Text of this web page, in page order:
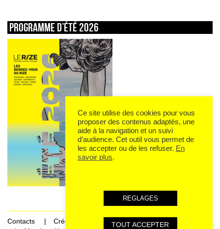
Programme d’été 2026
Contacts
Crédits
Ce site utilise des cookies pour vous
proposer des contenus adaptés, une
aide à la navigation et un suivi
d’audience. Cet outil vous permet de
les accepter ou de les refuser. En
savoir plus.
REGLAGES
TOUT ACCEPTER